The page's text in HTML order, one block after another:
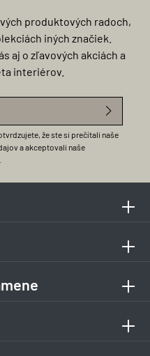
produktových radoch,
iných značiek.
aj o zľavových akciách a
interiérov.
že ste si prečítali naše
a akceptovali naše